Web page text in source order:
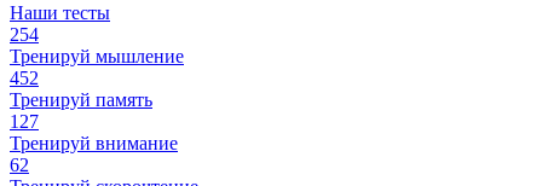
Наши тесты
254
Тренируй мышление
452
Тренируй память
127
Тренируй внимание
62